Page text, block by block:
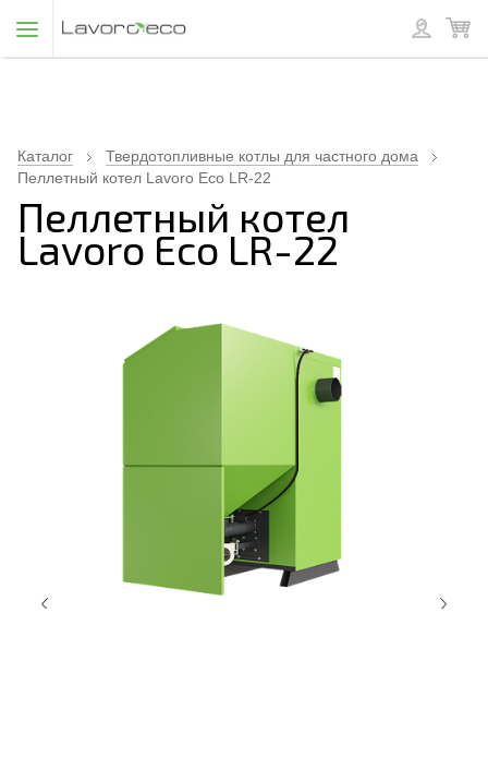
Каталог
Твердотопливные котлы для частного дома
Пеллетный котел Lavoro Eco LR-22
Пеллетный котел
Lavoro Eco LR-22